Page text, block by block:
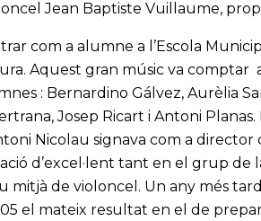
Jean Baptiste Vuillaume,
com a alumne a l’Escola
Aquest gran músic va comptar
: Bernardino Gálvez, Aurèlia
Josep Ricart i Antoni
Nicolau signava com a director
d’excel·lent tant en el grup
mitjà de violoncel. Un any més
el mateix resultat en el de